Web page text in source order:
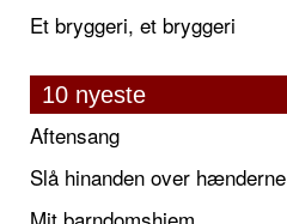
Et bryggeri, et bryggeri
10 nyeste
Aftensang
Slå hinanden over hænderne